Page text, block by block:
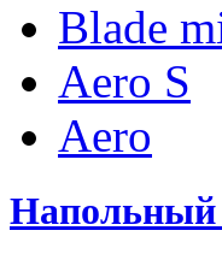
Blade
Aero S
Aero
Напольный